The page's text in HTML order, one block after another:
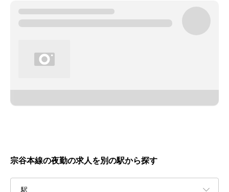
宗谷本線の夜勤の求人を別の駅から探す
駅